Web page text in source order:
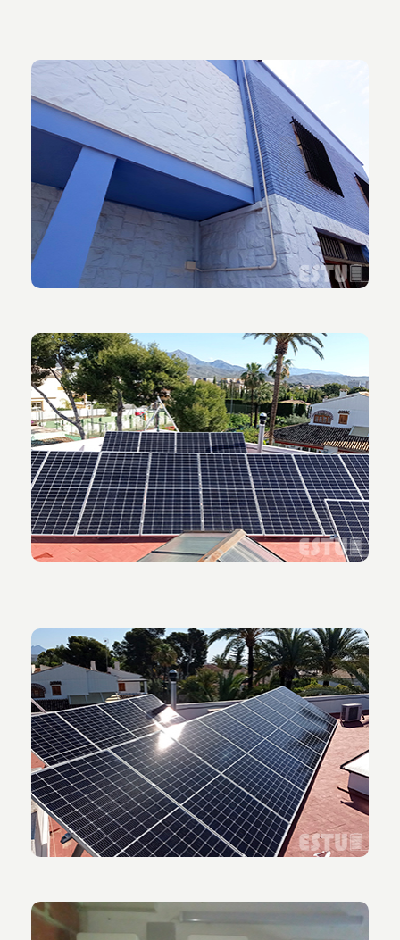
Vista de la fachada de la vivienda.
Vista placas solares en el tejado de la vivienda.
Vista de las placas solares orientadas al este.